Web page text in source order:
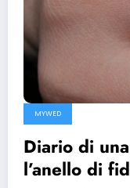
MYWED
Diario di
l’anello di